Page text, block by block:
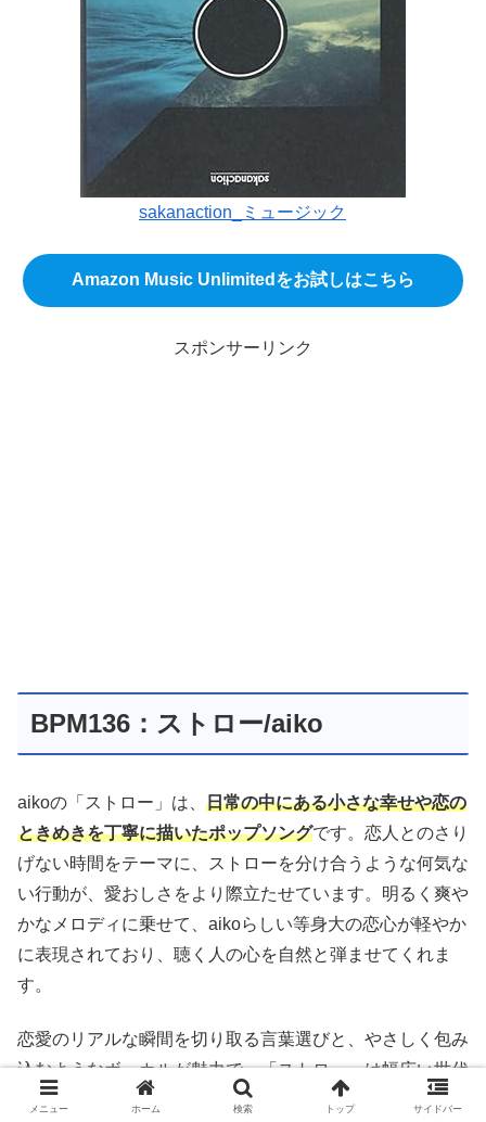
sakanaction_ミュージック
Amazon Music Unlimitedをお試しはこちら
スポンサーリンク
BPM136：ストロー/aiko
aikoの「ストロー」は、 日常の中にある小さな幸せや恋の
ときめきを丁寧に描いたポップソングです。恋人とのさり
げない時間をテーマに、ストローを分け合うような何気な
い行動が、愛おしさをより際立たせています。明るく爽や
かなメロディに乗せて、aikoらしい等身大の恋心が軽やか
に表現されており、聴く人の心を自然と弾ませてくれま
す。
恋愛のリアルな瞬間を切り取る言葉選びと、やさしく包み
込むようなボーカルが魅力で、「ストロー」は幅広い世代
に支持されるラブソングです。気取らない愛のかたちを描
メニュー ホーム 検索 トップ サイドバー